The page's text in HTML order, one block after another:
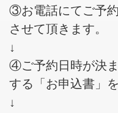
③お電話にてご予
させて頂きます。
↓
④ご予約日時が決
する「お申込書」
↓